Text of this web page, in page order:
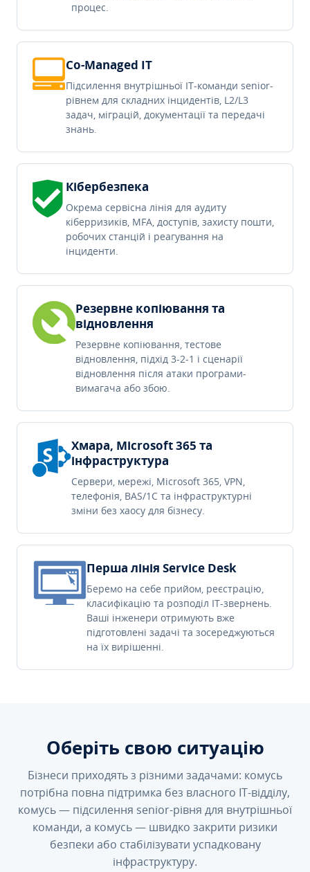
процес.
Co-Managed IT
Підсилення внутрішньої IT-команди senior-
рівнем для складних інцидентів, L2/L3
задач, міграцій, документації та передачі
знань.
Кібербезпека
Окрема сервісна лінія для аудиту
кіберризиків, MFA, доступів, захисту пошти,
робочих станцій і реагування на
інциденти.
Резервне копіювання та
відновлення
Резервне копіювання, тестове
відновлення, підхід 3-2-1 і сценарії
відновлення після атаки програми-
вимагача або збою.
Хмара, Microsoft 365 та
інфраструктура
Сервери, мережі, Microsoft 365, VPN,
телефонія, BAS/1C та інфраструктурні
зміни без хаосу для бізнесу.
Перша лінія Service Desk
Беремо на себе прийом, реєстрацію,
класифікацію та розподіл IT-звернень.
Ваші інженери отримують вже
підготовлені задачі та зосереджуються
на їх вирішенні.
Оберіть свою ситуацію
Бізнеси приходять з різними задачами: комусь
потрібна повна підтримка без власного IT-відділу,
комусь — підсилення senior-рівня для внутрішньої
команди, а комусь — швидко закрити ризики
безпеки або стабілізувати успадковану
інфраструктуру.